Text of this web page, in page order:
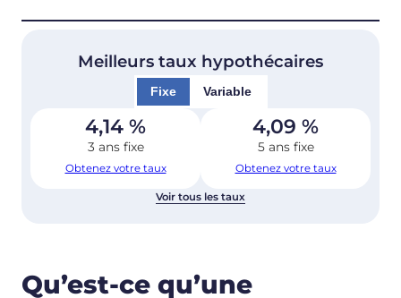
Meilleurs taux hypothécaires
Fixe Variable
4,14 %
3 ans fixe
Obtenez votre taux
4,09 %
5 ans fixe
Obtenez votre taux
Voir tous les taux
Qu’est-ce qu’une